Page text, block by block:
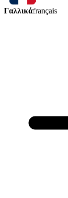
Γαλλικάfrançais